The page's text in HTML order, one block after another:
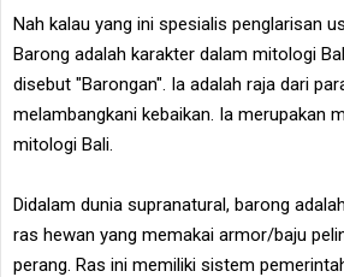
Nah kalau yang ini spesialis penglarisan
Barong adalah karakter dalam mitologi
disebut "Barongan". Ia adalah raja dari
melambangkani kebaikan. Ia merupakan
mitologi Bali.
Didalam dunia supranatural, barong
ras hewan yang memakai armor/baju
perang. Ras ini memiliki sistem